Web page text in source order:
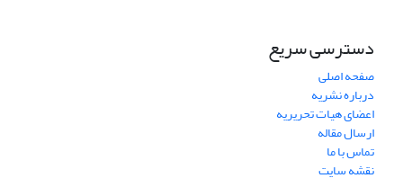
دسترسی سریع
صفحه اصلی
درباره نشریه
اعضای هیات تحریریه
ارسال مقاله
تماس با ما
نقشه سایت